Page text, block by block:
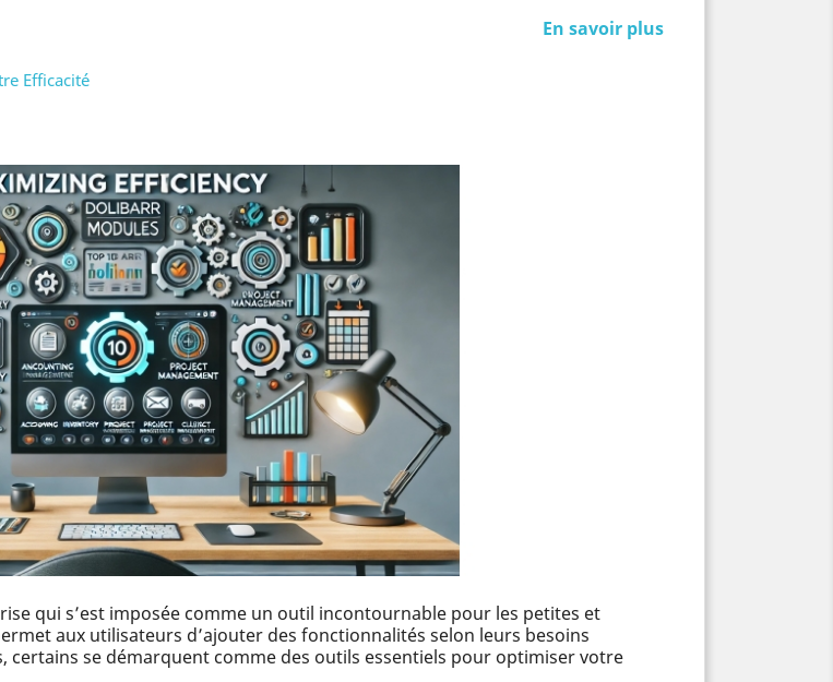
En savoir plus
Efficacité
qui s’est imposée comme un outil incontournable pour les petites et
aux utilisateurs d’ajouter des fonctionnalités selon leurs besoins
certains se démarquent comme des outils essentiels pour optimiser votre